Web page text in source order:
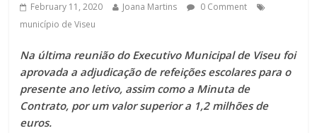
February 11, 2020 Joana Martins
0 Comment
município de Viseu
Na última reunião do Executivo Municipal de Viseu foi
aprovada a adjudicação de refeições escolares para o
presente ano letivo, assim como a Minuta de
Contrato, por um valor superior a 1,2 milhões de
euros.